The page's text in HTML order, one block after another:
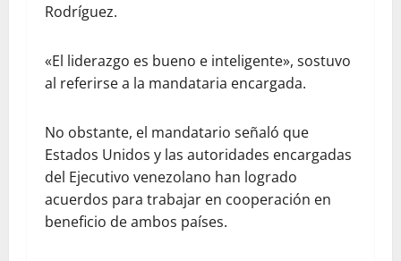
Rodríguez.
«El liderazgo es bueno e inteligente», sostuvo
al referirse a la mandataria encargada.
No obstante, el mandatario señaló que
Estados Unidos y las autoridades encargadas
del Ejecutivo venezolano han logrado
acuerdos para trabajar en cooperación en
beneficio de ambos países.